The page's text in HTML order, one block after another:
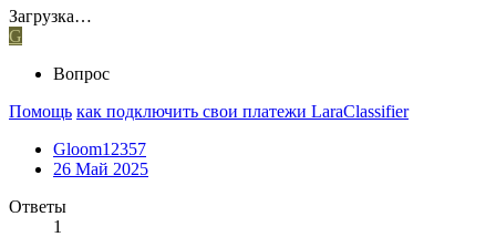
Загрузка…
G
Вопрос
Помощь как подключить свои платежи LaraClassifier
Gloom12357
26 Май 2025
Ответы
1